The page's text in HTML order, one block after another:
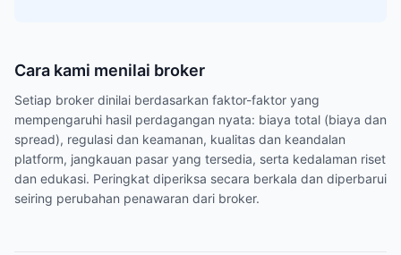
Cara kami menilai broker
Setiap broker dinilai berdasarkan faktor-faktor yang
mempengaruhi hasil perdagangan nyata: biaya total (biaya dan
spread), regulasi dan keamanan, kualitas dan keandalan
platform, jangkauan pasar yang tersedia, serta kedalaman riset
dan edukasi. Peringkat diperiksa secara berkala dan diperbarui
seiring perubahan penawaran dari broker.